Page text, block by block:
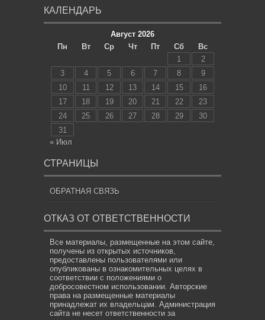
КАЛЕНДАРЬ
Август 2026
Пн
Вт Ср Чт Пт Сб
Вс
1
2
3
4 5 6 7 8
9
10
11 12 13 14 15
16
17
18 19 20 21 22
23
24
25 26 27 28 29
30
31
« Июл
СТРАНИЦЫ
ОБРАТНАЯ СВЯЗЬ
ОТКАЗ ОТ ОТВЕТСТВЕННОСТИ
Все материалы, размещенные на этом сайте,
получены из открытых источников,
предоставлены пользователями или
опубликованы в ознакомительных целях в
соответствии с положениями о
добросовестном использовании. Авторские
права на размещенные материалы
принадлежат их владельцам. Администрация
сайта не несет ответственности за